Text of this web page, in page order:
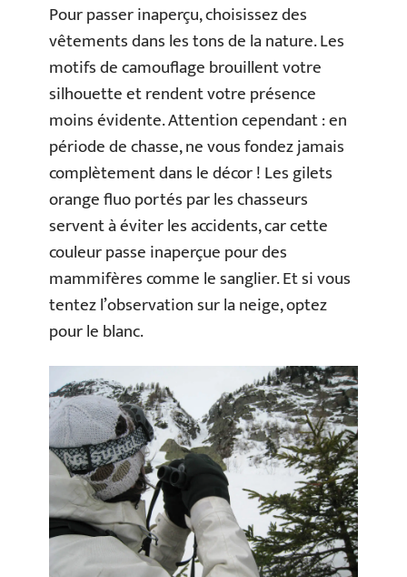
Pour passer inaperçu, choisissez des
vêtements dans les tons de la nature. Les
motifs de camouflage brouillent votre
silhouette et rendent votre présence
moins évidente. Attention cependant : en
période de chasse, ne vous fondez jamais
complètement dans le décor ! Les gilets
orange fluo portés par les chasseurs
servent à éviter les accidents, car cette
couleur passe inaperçue pour des
mammifères comme le sanglier. Et si vous
tentez l’observation sur la neige, optez
pour le blanc.